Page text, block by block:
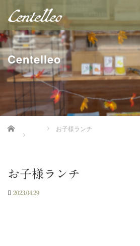
Centelleo
Home お子様ランチ
お子様ランチ
2023.04.29